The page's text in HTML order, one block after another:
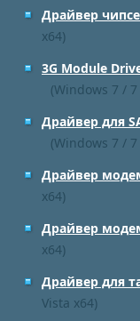
Драйвер
x64)
3G Module
(Windows 7 / 7
Драйвер для
(Windows 7 / 7
Драйвер
x64)
Драйвер
x64)
Драйвер для
Vista x64)